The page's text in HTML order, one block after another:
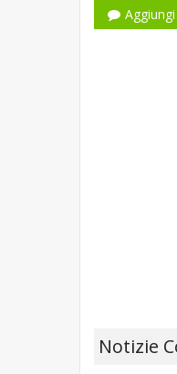
Notizie